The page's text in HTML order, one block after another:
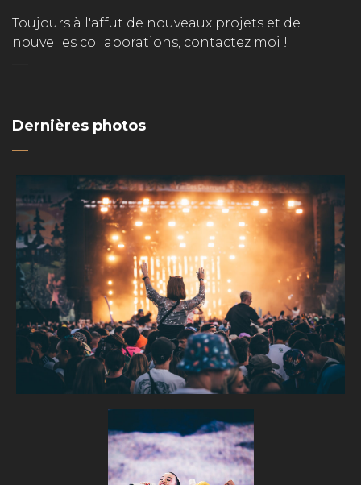
Toujours à l'affut de nouveaux projets et de
nouvelles collaborations, contactez moi !
Dernières photos